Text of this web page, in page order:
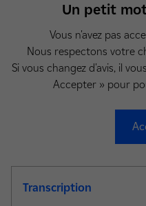
Un petit
Vous n'avez pas
Nous respectons votre
Si vous changez d'avis, il
Accepter » pour
Transcription de la